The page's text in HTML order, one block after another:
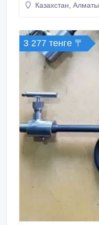
Казахстан, Алматы
3 277 тенге 〒